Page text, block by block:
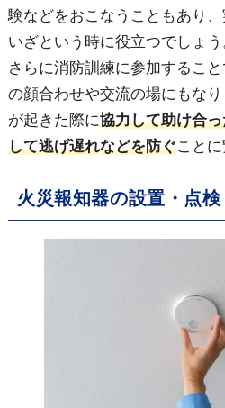
験などをおこなうこともあり
いざという時に役立つでしょう
さらに消防訓練に参加するこ
の顔合わせや交流の場にもな
が起きた際に協力して助け合
して逃げ遅れなどを防ぐことに
火災報知器の設置・点検